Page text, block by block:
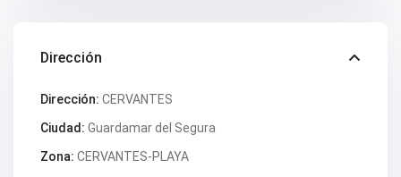
Dirección
Dirección: CERVANTES
Ciudad: Guardamar del Segura
Zona: CERVANTES-PLAYA